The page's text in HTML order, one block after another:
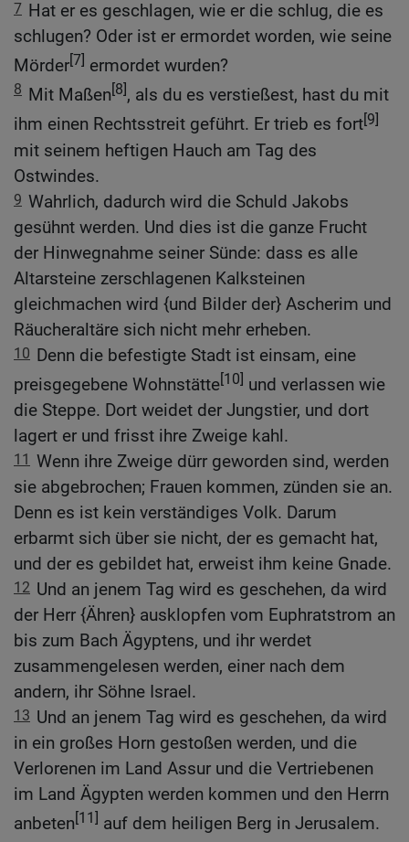
7 Hat er es geschlagen, wie er die schlug, die es
schlugen? Oder ist er ermordet worden, wie seine
Mörder[7] ermordet wurden?
8 Mit Maßen[8], als du es verstießest, hast du mit
ihm einen Rechtsstreit geführt. Er trieb es fort[9]
mit seinem heftigen Hauch am Tag des
Ostwindes.
9 Wahrlich, dadurch wird die Schuld Jakobs
gesühnt werden. Und dies ist die ganze Frucht
der Hinwegnahme seiner Sünde: dass es alle
Altarsteine zerschlagenen Kalksteinen
gleichmachen wird {und Bilder der} Ascherim und
Räucheraltäre sich nicht mehr erheben.
10 Denn die befestigte Stadt ist einsam, eine
preisgegebene Wohnstätte[10] und verlassen wie
die Steppe. Dort weidet der Jungstier, und dort
lagert er und frisst ihre Zweige kahl.
11 Wenn ihre Zweige dürr geworden sind, werden
sie abgebrochen; Frauen kommen, zünden sie an.
Denn es ist kein verständiges Volk. Darum
erbarmt sich über sie nicht, der es gemacht hat,
und der es gebildet hat, erweist ihm keine Gnade.
12 Und an jenem Tag wird es geschehen, da wird
der Herr {Ähren} ausklopfen vom Euphratstrom an
bis zum Bach Ägyptens, und ihr werdet
zusammengelesen werden, einer nach dem
andern, ihr Söhne Israel.
13 Und an jenem Tag wird es geschehen, da wird
in ein großes Horn gestoßen werden, und die
Verlorenen im Land Assur und die Vertriebenen
im Land Ägypten werden kommen und den Herrn
anbeten[11] auf dem heiligen Berg in Jerusalem.